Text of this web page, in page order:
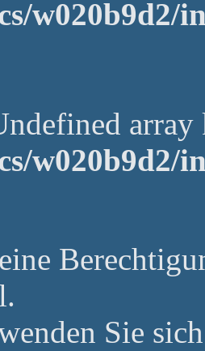
w020b9d2/
w020b9d2/
Sie